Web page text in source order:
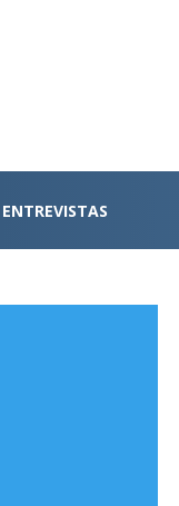
ENTREVISTAS